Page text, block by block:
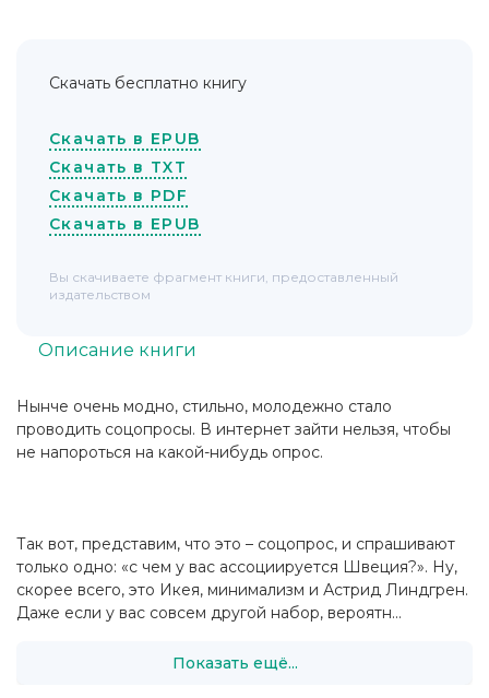
Нынче очень модно, стильно, молодежно стало
проводить соцопросы. В интернет зайти нельзя, чтобы
не напороться на какой-нибудь опрос.
Так вот, представим, что это – соцопрос, и спрашивают
только одно: «с чем у вас ассоциируется Швеция?». Ну,
скорее всего, это Икея, минимализм и Астрид Линдгрен.
Даже если у вас совсем другой набор, вероятн...
Показать ещё...
Описание книги
Скачать бесплатно книгу
Скачать в EPUB
Скачать в TXT
Скачать в PDF
Скачать в EPUB
Вы скачиваете фрагмент книги, предоставленный
издательством